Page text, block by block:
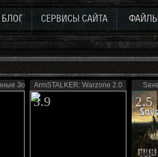
БЛОГ СЕРВИСЫ САЙТА
ЗонойArmSTALKER: Warzone 2.0
3.9 2.5